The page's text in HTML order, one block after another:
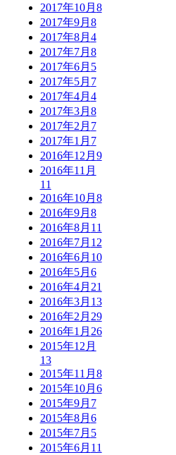
2017年10月 8
2017年9月 8
2017年8月 4
2017年7月 8
2017年6月 5
2017年5月 7
2017年4月 4
2017年3月 8
2017年2月 7
2017年1月 7
2016年12月 9
2016年11月
11
2016年10月 8
2016年9月 8
2016年8月 11
2016年7月 12
2016年6月 10
2016年5月 6
2016年4月 21
2016年3月 13
2016年2月 29
2016年1月 26
2015年12月
13
2015年11月 8
2015年10月 6
2015年9月 7
2015年8月 6
2015年7月 5
2015年6月 11